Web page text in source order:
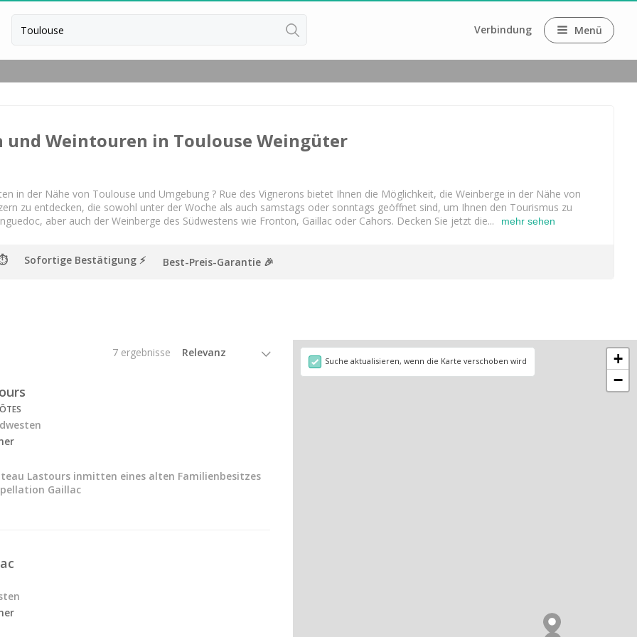
Verbindung Menü
Weingut Übernachtung Bordeaux
Weingut Übernachtung Champagne
und Weintouren in Toulouse Weingüter
in der Nähe von Toulouse und Umgebung ? Rue des Vignerons bietet Ihnen die Möglichkeit, die Weinberge in der Nähe von
zu entdecken, die sowohl unter der Woche als auch samstags oder sonntags geöffnet sind, um Ihnen den Tourismus zu
aber auch der Weinberge des Südwestens wie Fronton, Gaillac oder Cahors. Decken Sie jetzt die... mehr sehen
Sofortige Bestätigung ⚡️ Best-Preis-Garantie 🎉
7 ergebnisse
Lastours inmitten eines alten Familienbesitzes
Gaillac
+
−
Suche aktualisieren, wenn die Karte verschoben wird